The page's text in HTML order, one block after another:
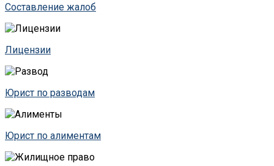
Составление жалоб
Лицензии
Юрист по разводам
Юрист по алиментам